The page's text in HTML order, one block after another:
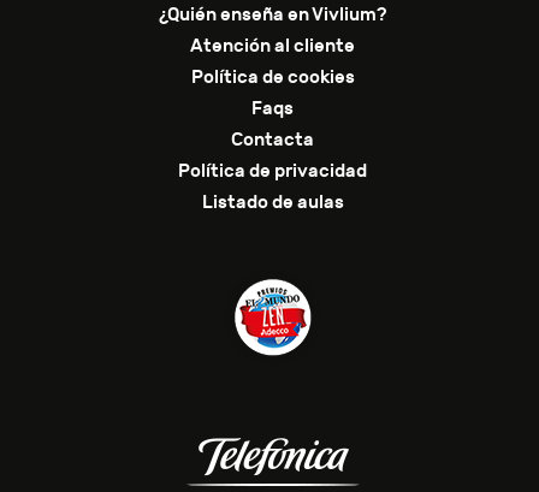
¿Quién enseña en Vivlium?
Atención al cliente
Política de cookies
Faqs
Contacta
Política de privacidad
Listado de aulas